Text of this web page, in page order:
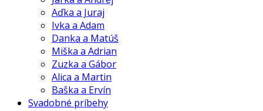
Aďka a Juraj
Ivka a Adam
Danka a Matúš
Miška a Adrian
Zuzka a Gábor
Alica a Martin
Baška a Ervín
Svadobné príbehy